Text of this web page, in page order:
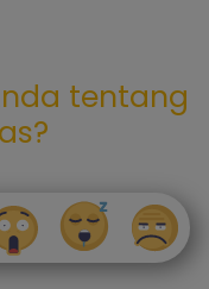
tentang